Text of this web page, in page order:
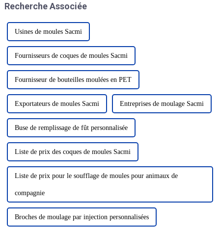
dernières innovations et
Recherche Associée
Usines de moules Sacmi
Fournisseurs de coques de moules Sacmi
Fournisseur de bouteilles moulées en PET
Exportateurs de moules Sacmi Entreprises de moulage Sacmi
Buse de remplissage de fût personnalisée
Liste de prix des coques de moules Sacmi
Liste de prix pour le soufflage de moules pour animaux de
compagnie
Broches de moulage par injection personnalisées